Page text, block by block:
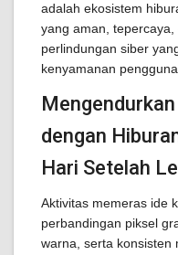
adalah ekosistem
yang aman,
perlindungan siber
kenyamanan
dengan
Hari Setelah
Aktivitas memeras ide
perbandingan piksel
warna, serta konsisten